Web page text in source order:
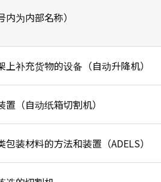
内为内部名称）
上补充货物的设备（自动升降机）
置（自动纸箱切割机）
包装材料的方法和装置（ADELS）